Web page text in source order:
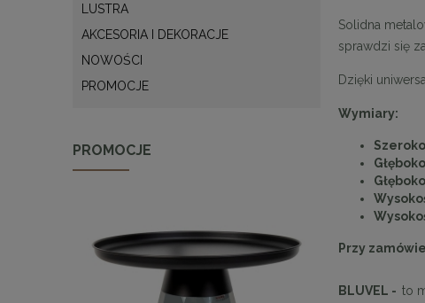
LUSTRA
AKCESORIA I DEKORACJE
NOWOŚCI
PROMOCJE
PROMOCJE
Solidna
sprawdzi się
Dzięki
Wymiary:
Przy
BLUVEL - to